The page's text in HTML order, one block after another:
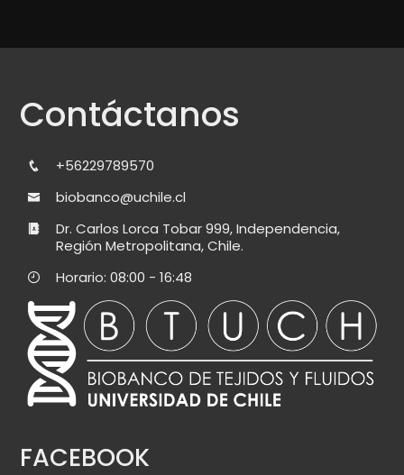
Contáctanos
+56229789570
biobanco@uchile.cl
Dr. Carlos Lorca Tobar 999, Independencia,
Región Metropolitana, Chile.
Horario: 08:00 - 16:48
FACEBOOK